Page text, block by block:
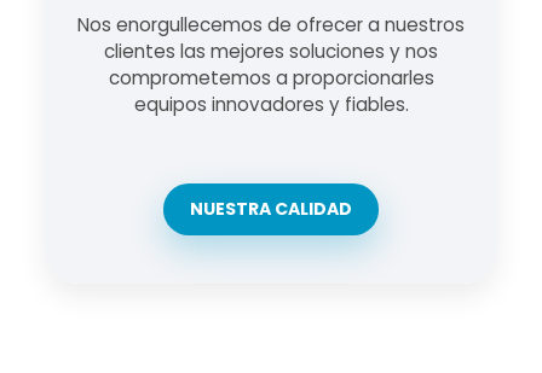
Nos enorgullecemos de ofrecer a nuestros
clientes las mejores soluciones y nos
comprometemos a proporcionarles
equipos innovadores y fiables.
NUESTRA CALIDAD